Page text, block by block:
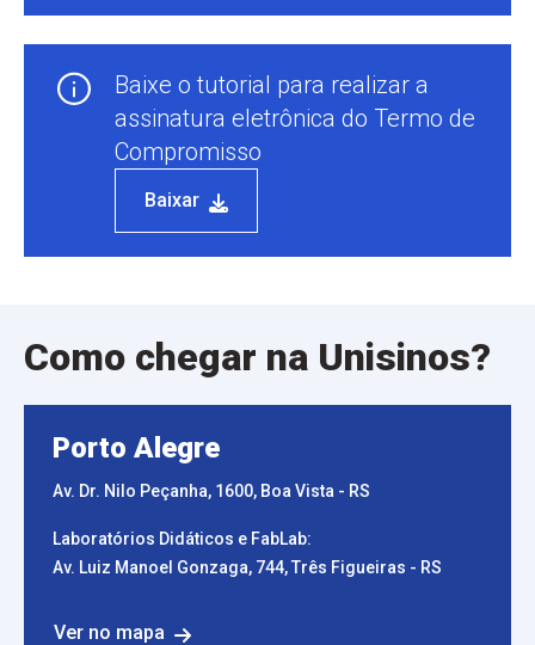
Baixe o tutorial para realizar a
assinatura eletrônica do Termo de
Compromisso
Baixar
Como chegar na Unisinos?
Porto Alegre
Av. Dr. Nilo Peçanha, 1600, Boa Vista - RS
Laboratórios Didáticos e FabLab:
Av. Luiz Manoel Gonzaga, 744, Três Figueiras - RS
Ver no mapa